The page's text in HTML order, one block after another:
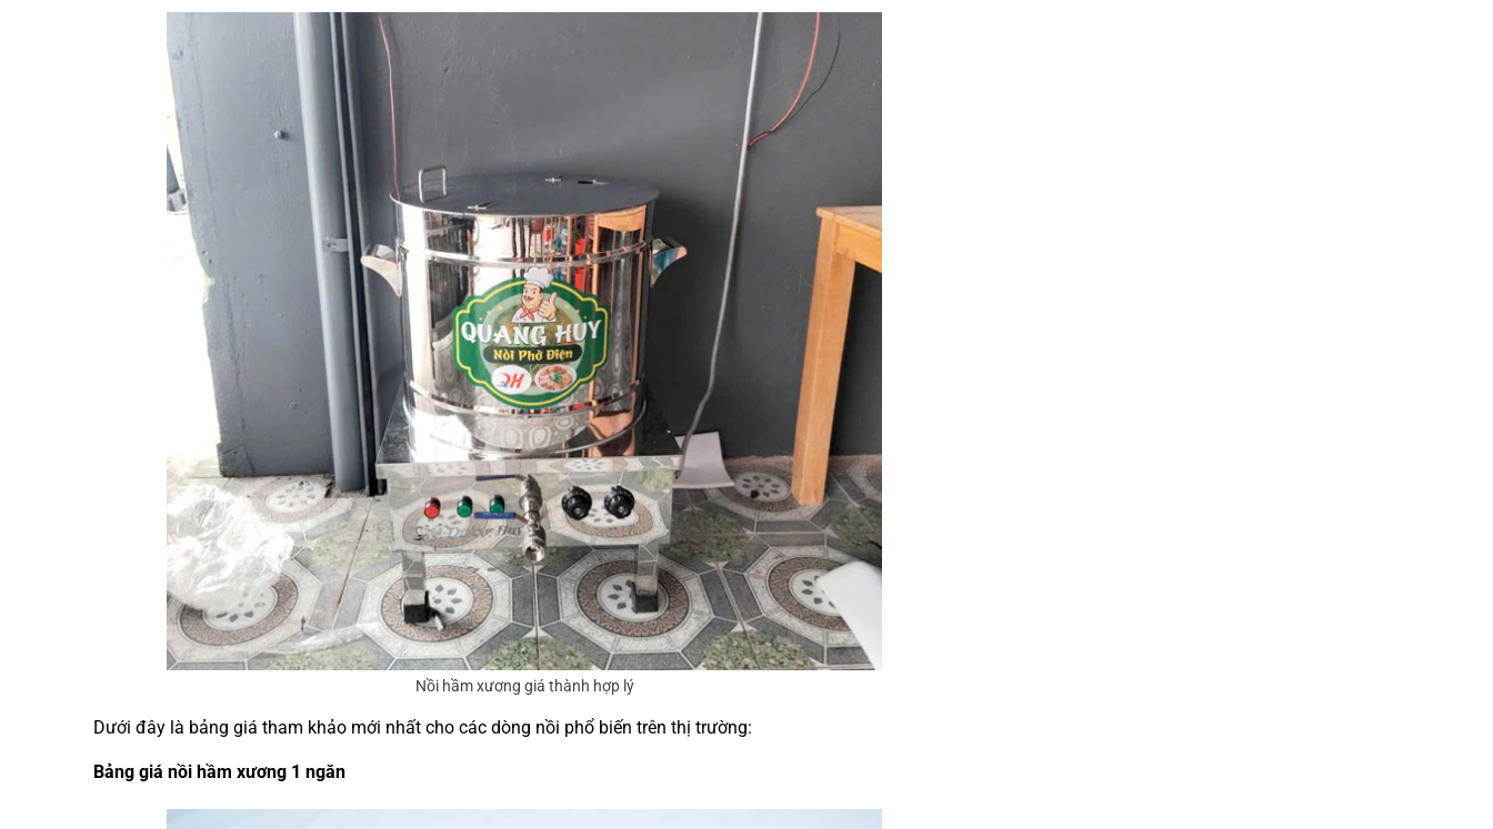
Nồi hầm xương giá thành hợp lý
Dưới đây là bảng giá tham khảo mới nhất cho các dòng nồi phổ biến trên thị trường:
Bảng giá nồi hầm xương 1 ngăn